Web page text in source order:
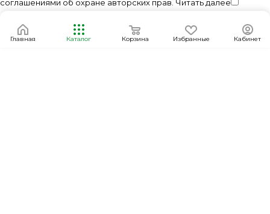
соглашениями об охране авторских прав. Читать далее
Главная Каталог Корзина Избранные Кабинет